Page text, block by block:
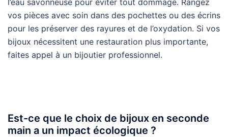
vos pièces avec soin dans des pochettes ou des écrins
pour les préserver des rayures et de l’oxydation. Si vos
bijoux nécessitent une restauration plus importante,
faites appel à un bijoutier professionnel.
Est-ce que le choix de bijoux en seconde
main a un impact écologique ?